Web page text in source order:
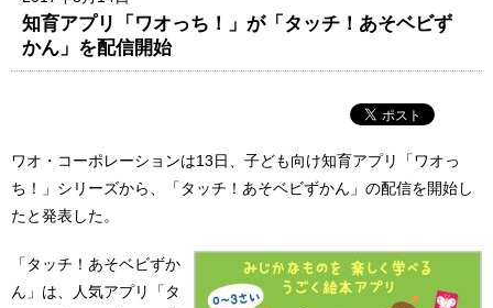
知育アプリ「ワオっち！」が「タッチ！あそベビず
かん」を配信開始
ワオ・コーポレーションは13日、子ども向け知育アプリ「ワオっ
ち！」シリーズから、「タッチ！あそベビずかん」の配信を開始し
たと発表した。
「タッチ！あそベビずか
ん」は、人気アプリ「タ